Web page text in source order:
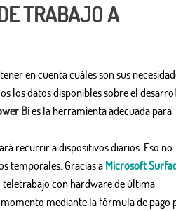
TRABAJO A
en cuenta cuáles son sus
los datos disponibles sobre el
Bies la herramienta adecuada para
recurrir a dispositivos diarios. Eso no
temporales. Gracias a Microsoft
teletrabajo con hardware de última
momento mediante la fórmula de pago